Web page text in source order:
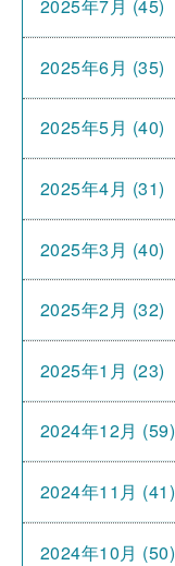
2025年7月 (45)
2025年6月 (35)
2025年5月 (40)
2025年4月 (31)
2025年3月 (40)
2025年2月 (32)
2025年1月 (23)
2024年12月 (59)
2024年11月 (41)
2024年10月 (50)